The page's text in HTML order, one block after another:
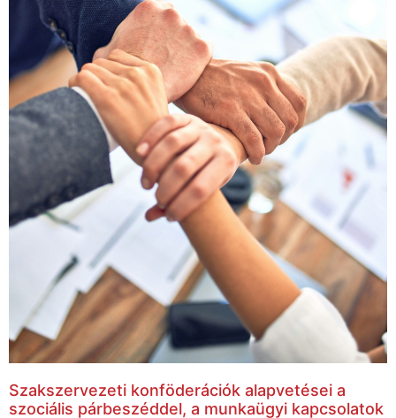
Szakszervezeti konföderációk alapvetései a
szociális párbeszéddel, a munkaügyi kapcsolatok